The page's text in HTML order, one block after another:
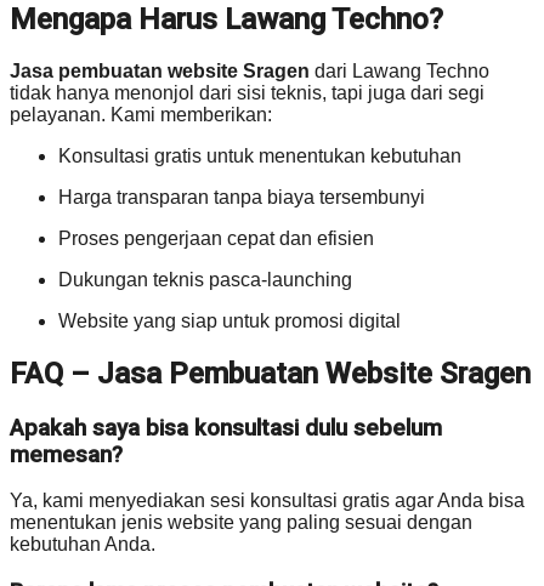
Mengapa Harus Lawang Techno?
Jasa pembuatan website Sragen dari Lawang Techno
tidak hanya menonjol dari sisi teknis, tapi juga dari segi
pelayanan. Kami memberikan:
Konsultasi gratis untuk menentukan kebutuhan
Harga transparan tanpa biaya tersembunyi
Proses pengerjaan cepat dan efisien
Dukungan teknis pasca-launching
Website yang siap untuk promosi digital
FAQ – Jasa Pembuatan Website Sragen
Apakah saya bisa konsultasi dulu sebelum
memesan?
Ya, kami menyediakan sesi konsultasi gratis agar Anda bisa
menentukan jenis website yang paling sesuai dengan
kebutuhan Anda.